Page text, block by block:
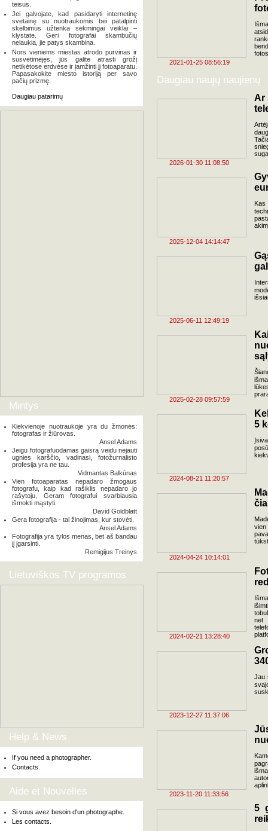
teisus.
Jei galvojate, kad pasidaryti internetinę
svetainę su nuotraukomis bei patalpinti
skelbimus užtenka sėkmingai veiklai –
klystate. Geri fotografai skambučių
nelaukia, jie patys skambina.
Nors vieniems miestas atrodo purvinas ir
susvetimėjęs, jūs galite atrasti grožį
netikėtose erdvėse ir įamžinti jį fotoaparatu.
Papasakokite miesto istoriją per savo
pačių prizmę.
Daugiau patarimų
Mintys
Kiekvienoje nuotraukoje yra du žmonės:
fotografas ir žiūrovas.
Ansel Adams
Jeigu fotografuodamas gaisrą veidu nejauti
ugnies karščio, vadinasi, fotožurnalisto
profesija yra ne tau.
Vidmantas Balkūnas
Vien fotoaparatas nepadaro žmogaus
fotografu, kaip kad rašiklis nepadaro jo
rašytoju, Geram fotografui svarbiausia
išmokti mąstyti.
David Goldblatt
Gera fotografija - tai žinojimas, kur stovėti.
Ansel Adams
Fotografija yra tylos menas, bet aš bandau
jį įgarsinti.
Remigijus Treinys
Lietuviškos TV programos
Help & News
If you need a photographer.
Contacts.
Aide et Nouvelles
Si vous avez besoin d'un photographe.
Les contacts.
2021-01-25 08:56:19
Daugiau naujų naujienų
2026-01-30 11:08:50
Ar
2025-12-04 14:14:47
Kas
2025-06-11 12:49:19
2025-02-28 09:57:59
2024-08-21 11:20:57
5
2024-04-24 10:14:01
2024-02-21 13:28:40
net
2023-12-27 11:37:06
Jau
2023-11-20 11:33:56
5